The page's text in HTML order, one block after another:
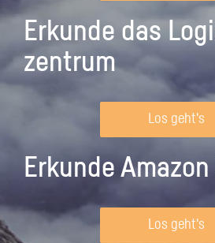
Erkunde das
zentrum
Los geht's
Erkunde
Los geht's